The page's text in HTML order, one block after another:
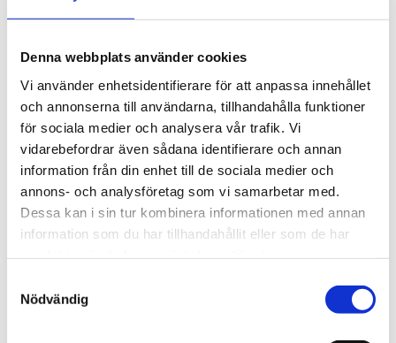
Denna webbplats använder cookies
Vi använder enhetsidentifierare för att anpassa innehållet
och annonserna till användarna, tillhandahålla funktioner
för sociala medier och analysera vår trafik. Vi
vidarebefordrar även sådana identifierare och annan
information från din enhet till de sociala medier och
annons- och analysföretag som vi samarbetar med.
Dessa kan i sin tur kombinera informationen med annan
information som du har tillhandahållit eller som de har
Nödvändig
Alpha 1-4 2-4 LSC Plus
Beta 1-8 2-8 LSC Basic
Delta 2-24 LSC Plus
Gamma 2-16 LSC Plus
Pilotfrystorkar
Epsilon 1-4 2-4 LSC Plus
Epsilon 2-6 LSC Plus
Epsilon 2-10 LSC Plus
Produktionsfrystorkar
Enkammarsystem
Tvåkammarsystem
Frystorkningstillbehör
Skalfrysar & filterflaskor
Indunstare